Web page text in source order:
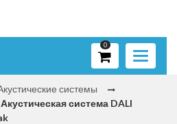
Toggle
0
системы
Акустическая система DALI